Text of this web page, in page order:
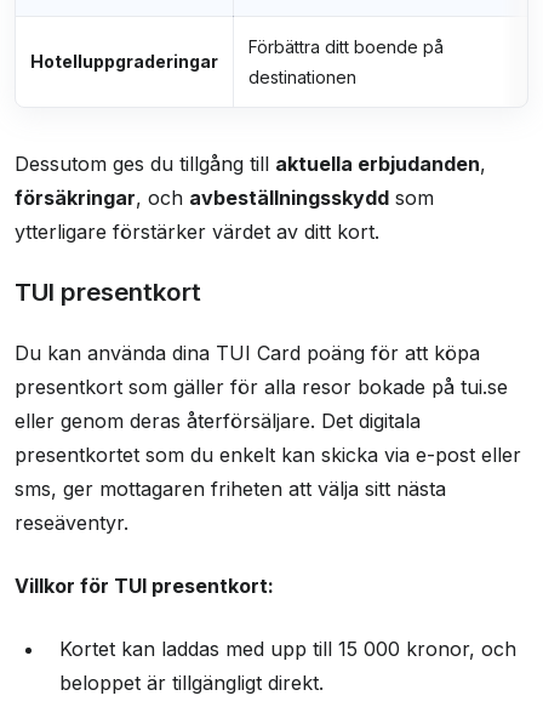
Hotelluppgraderingar
Förbättra ditt boende på
destinationen
Dessutom ges du tillgång till aktuella erbjudanden,
försäkringar, och avbeställningsskydd som
ytterligare förstärker värdet av ditt kort.
TUI presentkort
Du kan använda dina TUI Card poäng för att köpa
presentkort som gäller för alla resor bokade på tui.se
eller genom deras återförsäljare. Det digitala
presentkortet som du enkelt kan skicka via e-post eller
sms, ger mottagaren friheten att välja sitt nästa
reseäventyr.
Villkor för TUI presentkort:
Kortet kan laddas med upp till 15 000 kronor, och
beloppet är tillgängligt direkt.